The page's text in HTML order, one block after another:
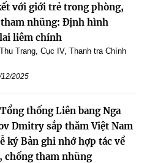
với giới trẻ trong phòng,
nhũng: Định hình
liêm chính
Trang, Cục IV, Thanh tra Chính
2025
thống Liên bang Nga
Dmitry sắp thăm Việt Nam
ký Bản ghi nhớ hợp tác về
chống tham nhũng